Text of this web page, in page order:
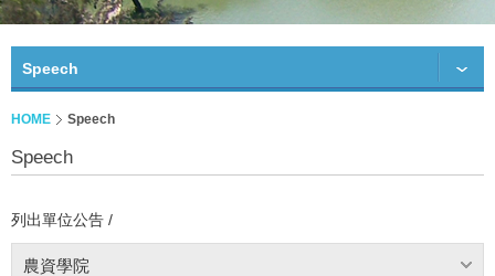
Speech
HOME Speech
Speech
列出單位公告 /
農資學院